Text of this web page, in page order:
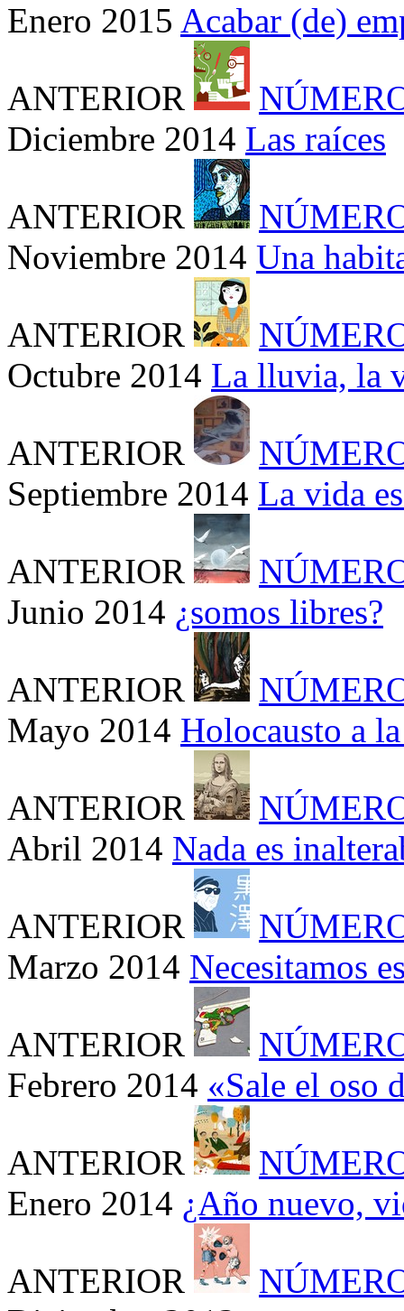
Enero 2015 Acabar (de)
ANTERIOR
Diciembre 2014 Las raíces
ANTERIOR
Noviembre 2014 Una
ANTERIOR
Octubre 2014 La lluvia, la
ANTERIOR
Septiembre 2014 La vida
ANTERIOR
Junio 2014 ¿somos libres?
ANTERIOR
Mayo 2014 Holocausto a
ANTERIOR
Abril 2014 Nada es
ANTERIOR
Marzo 2014 Necesitamos
ANTERIOR
Febrero 2014 «Sale el oso
ANTERIOR
Enero 2014 ¿Año nuevo,
ANTERIOR